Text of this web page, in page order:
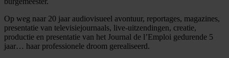
Op weg naar 20 jaar audiovisueel avontuur, reportages, magazines,
presentatie van televisiejournaals, live-uitzendingen, creatie,
productie en presentatie van het Journal de l’Emploi gedurende 5
jaar… haar professionele droom gerealiseerd.